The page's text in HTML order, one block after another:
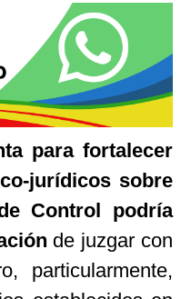
para fortalecer
jurídicos sobre
Control podría
de juzgar con
particularmente,